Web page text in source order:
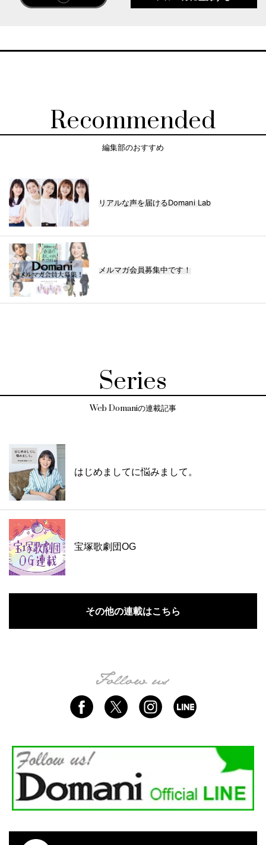
Recommended
編集部のおすすめ
リアルな声を届けるDomani Lab
メルマガ会員募集中です！
Series
Web Domaniの連載記事
はじめましてに悩みまして。
宝塚歌劇団OG
その他の連載はこちら